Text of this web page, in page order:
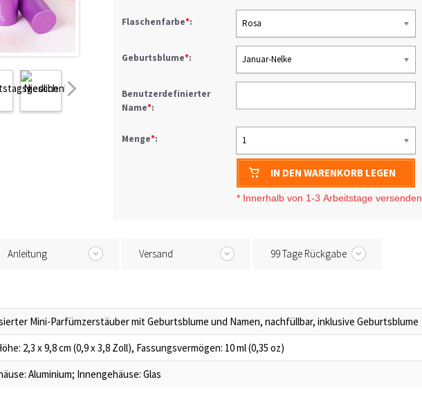
Flaschenfarbe*: Rosa
Geburtsblume*: Januar-Nelke
Benutzerdefinierter
Name*:
Menge*: 1
IN DEN WARENKORB LEGEN
* Innerhalb von 1-3 Arbeitstage versenden
Anleitung Versand 99 Tage Rückgabe
Mini-Parfümzerstäuber mit Geburtsblume und Namen, nachfüllbar, inklusive Geburtsblume
2,3 x 9,8 cm (0,9 x 3,8 Zoll), Fassungsvermögen: 10 ml (0,35 oz)
Aluminium; Innengehäuse: Glas